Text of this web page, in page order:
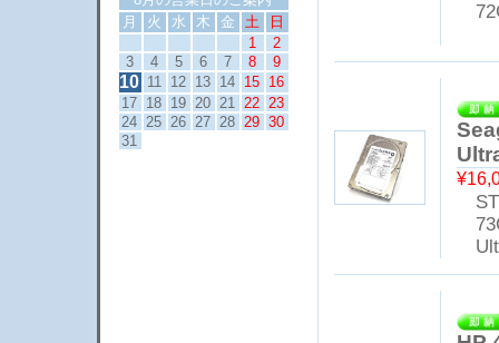
月
火 水 木 金 土
日
1
2
3
4 5 6 7 8 9
10 11 12 13 14 15 16
17 18 19 20 21 22 23
24 25 26 27 28 29 30
31